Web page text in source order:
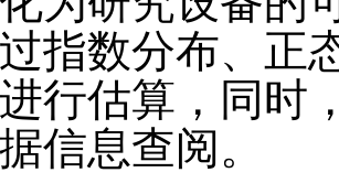
指数分布、正
行估算，同时
信息查阅。